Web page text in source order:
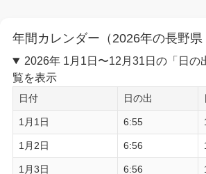
年間カレンダー（2026年の長野県
2026年 1月1日〜12月31日の「日の
覧を表示
日付 日の出
1月1日 6:55
1月2日 6:56
1月3日 6:56